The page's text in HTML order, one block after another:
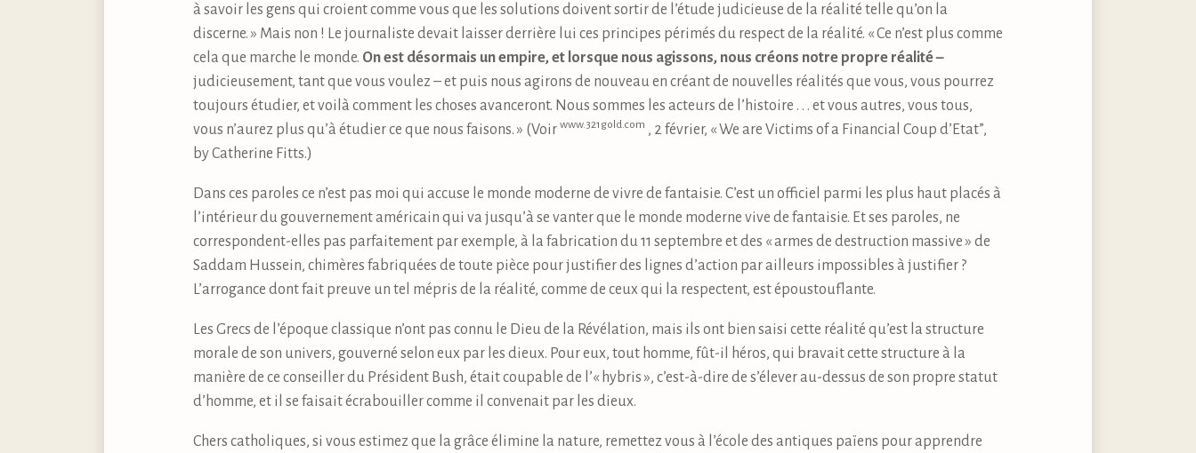
à savoir les gens qui croient comme vous que les solutions doivent sortir de l’étude judicieuse de la réalité telle qu’on la
discerne. » Mais non ! Le journaliste devait laisser derrière lui ces principes périmés du respect de la réalité. « Ce n’est plus comme
cela que marche le monde. On est désormais un empire, et lorsque nous agissons, nous créons notre propre réalité –
judicieusement, tant que vous voulez – et puis nous agirons de nouveau en créant de nouvelles réalités que vous, vous pourrez
toujours étudier, et voilà comment les choses avanceront. Nous sommes les acteurs de l’histoire . . . et vous autres, vous tous,
vous n’aurez plus qu’à étudier ce que nous faisons. » (Voir www.321gold.com , 2 février, « We are Victims of a Financial Coup d’Etat”,
by Catherine Fitts.)
Dans ces paroles ce n’est pas moi qui accuse le monde moderne de vivre de fantaisie. C’est un officiel parmi les plus haut placés à
l’intérieur du gouvernement américain qui va jusqu’à se vanter que le monde moderne vive de fantaisie. Et ses paroles, ne
correspondent-elles pas parfaitement par exemple, à la fabrication du 11 septembre et des « armes de destruction massive » de
Saddam Hussein, chimères fabriquées de toute pièce pour justifier des lignes d’action par ailleurs impossibles à justifier ?
L’arrogance dont fait preuve un tel mépris de la réalité, comme de ceux qui la respectent, est époustouflante.
Les Grecs de l’époque classique n’ont pas connu le Dieu de la Révélation, mais ils ont bien saisi cette réalité qu’est la structure
morale de son univers, gouverné selon eux par les dieux. Pour eux, tout homme, fût-il héros, qui bravait cette structure à la
manière de ce conseiller du Président Bush, était coupable de l’« hybris », c’est-à-dire de s’élever au-dessus de son propre statut
d’homme, et il se faisait écrabouiller comme il convenait par les dieux.
Chers catholiques, si vous estimez que la grâce élimine la nature, remettez vous à l’école des antiques païens pour apprendre